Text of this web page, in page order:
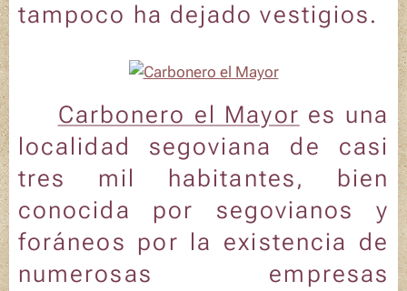
tampoco ha dejado vestigios.
Carbonero el Mayor es una
localidad segoviana de casi
tres mil habitantes, bien
conocida por segovianos y
foráneos por la existencia de
numerosas empresas